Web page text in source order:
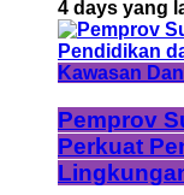
4 days yang
Pemprov
Perkuat